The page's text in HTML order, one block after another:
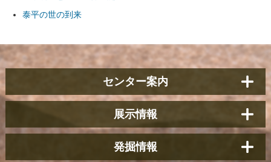
泰平の世の到来
センター案内
展示情報
発掘情報